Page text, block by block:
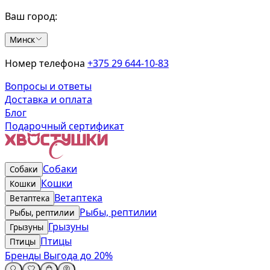
Ваш город:
Минск
Номер телефона +375 29 644-10-83
Вопросы и ответы
Доставка и оплата
Блог
Подарочный сертификат
Собаки Собаки
Кошки Кошки
Ветаптека Ветаптека
Рыбы, рептилии Рыбы, рептилии
Грызуны Грызуны
Птицы Птицы
Бренды Выгода до 20%